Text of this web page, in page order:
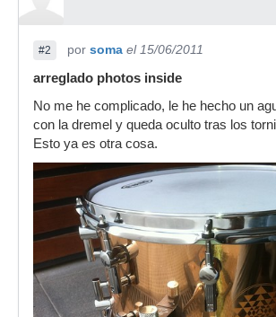
#2 por soma el 15/06/2011
arreglado photos inside
No me he complicado, le he hecho un
con la dremel y queda oculto tras los
Esto ya es otra cosa.